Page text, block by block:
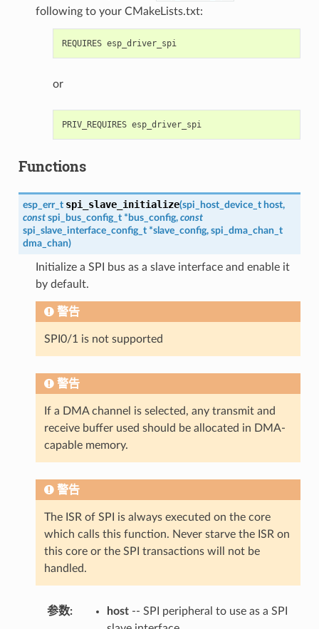
following to your CMakeLists.txt:
REQUIRES esp_driver_spi
or
PRIV_REQUIRES esp_driver_spi
Functions
esp_err_t spi_slave_initialize(spi_host_device_t host,
const spi_bus_config_t * bus_config, const
spi_slave_interface_config_t *slave_config, spi_dma_chan_t
dma_chan)
Initialize a SPI bus as a slave interface and enable it
by default.
警告
SPI0/1 is not supported
警告
If a DMA channel is selected, any transmit and
receive buffer used should be allocated in DMA-
capable memory.
警告
The ISR of SPI is always executed on the core
which calls this function. Never starve the ISR on
this core or the SPI transactions will not be
handled.
参数: host-- SPI peripheral to use as a SPI